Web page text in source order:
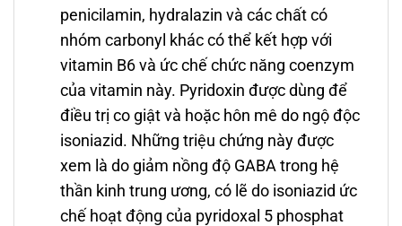
penicilamin, hydralazin và các chất có
nhóm carbonyl khác có thể kết hợp với
vitamin B6 và ức chế chức năng coenzym
của vitamin này. Pyridoxin được dùng để
điều trị co giật và hoặc hôn mê do ngộ độc
isoniazid. Những triệu chứng này được
xem là do giảm nồng độ GABA trong hệ
thần kinh trung ương, có lẽ do isoniazid ức
chế hoạt động của pyridoxal 5 phosphat